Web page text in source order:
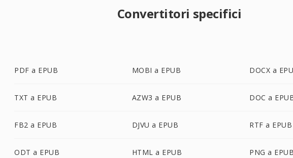
Convertitori specifici
PDF a EPUB MOBI a EPUB DOCX a
TXT a EPUB AZW3 a EPUB DOC a
FB2 a EPUB DJVU a EPUB RTF a EPUB
ODT a EPUB HTML a EPUB PNG a